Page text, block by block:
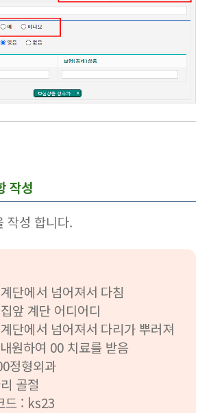
작성
작성 합니다.
단에서 넘어져서 다침
앞 계단 어디어디
단에서 넘어져서 다리가 뿌러져
원하여 00 치료를 받음
정형외과
골절
드 : ks23